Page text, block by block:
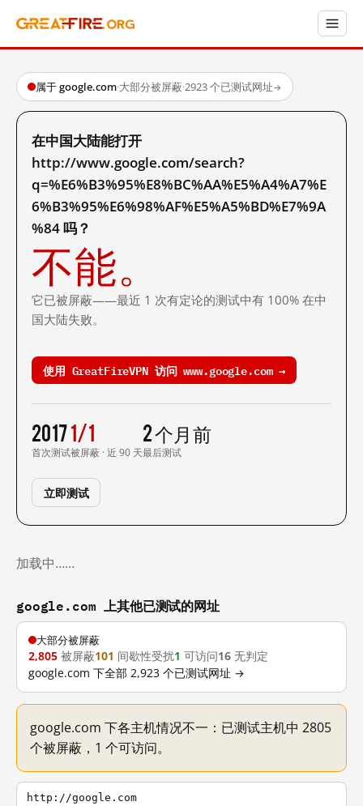
属于 google.com·大部分被屏蔽·2923 个已测试网址→
在中国大陆能打开
http://www.google.com/search?
q=%E6%B3%95%E8%BC%AA%E5%A4%A7%E
6%B3%95%E6%98%AF%E5%A5%BD%E7%9A
%84 吗？
不能。
它已被屏蔽——最近 1 次有定论的测试中有 100% 在中
国大陆失败。
使用 GreatFireVPN 访问 www.google.com →
2017
首次测试
1/1
被屏蔽 · 近 90 天
2 个月前
最后测试
立即测试
加载中……
google.com 上其他已测试的网址
大部分被屏蔽
2,805 被屏蔽101 间歇性受扰1 可访问16 无判定
google.com 下全部 2,923 个已测试网址 →
google.com 下各主机情况不一：已测试主机中 2805
个被屏蔽，1 个可访问。
http://google.com